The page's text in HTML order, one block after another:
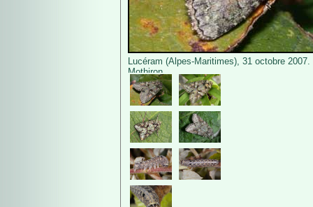
Lucéram (Alpes-Maritimes), 31 octobre
Mothiron.